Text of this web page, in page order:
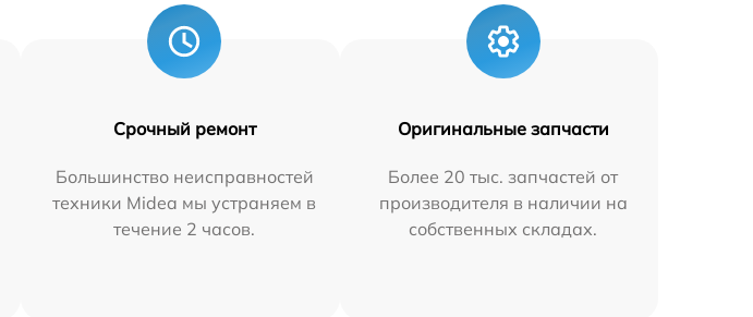
Срочный ремонт
Большинство неисправностей
техники Midea мы устраняем в
течение 2 часов.
Оригинальные запчасти
Более 20 тыс. запчастей от
производителя в наличии на
собственных складах.